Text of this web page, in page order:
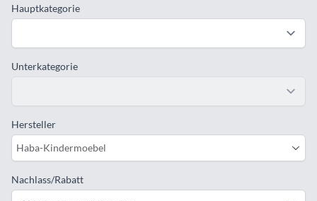
Hauptkategorie
Unterkategorie
Hersteller
Haba-Kindermoebel
Nachlass/Rabatt